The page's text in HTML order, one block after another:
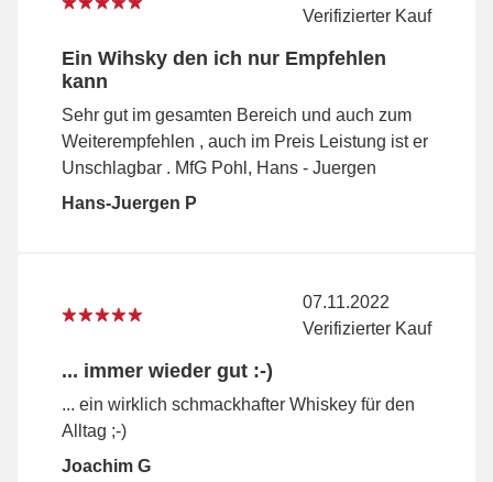
Verifizierter Kauf
Ein Wihsky den ich nur Empfehlen
kann
Sehr gut im gesamten Bereich und auch zum
Weiterempfehlen , auch im Preis Leistung ist er
Unschlagbar . MfG Pohl, Hans - Juergen
Hans-Juergen P
07.11.2022
Verifizierter Kauf
... immer wieder gut :-)
... ein wirklich schmackhafter Whiskey für den
Alltag ;-)
Joachim G